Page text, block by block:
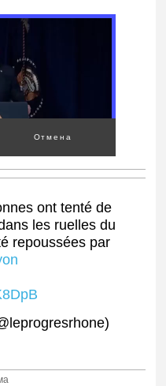
ont tenté de
les ruelles du
repoussées par